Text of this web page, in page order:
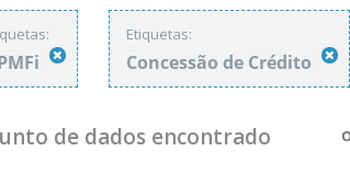
Etiquetas:
Concessão de Crédito
de dados encontrado